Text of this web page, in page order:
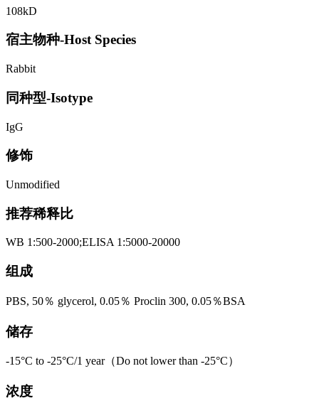
108kD
宿主物种-Host Species
Rabbit
同种型-Isotype
IgG
修饰
Unmodified
推荐稀释比
WB 1:500-2000;ELISA 1:5000-20000
组成
PBS, 50％ glycerol, 0.05％ Proclin 300, 0.05％BSA
储存
-15°C to -25°C/1 year（Do not lower than -25°C）
浓度